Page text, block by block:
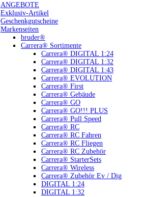
ANGEBOTE
Exklusiv-Artikel
Geschenkgutscheine
Markenseiten
bruder®
Carrera® Sortimente
Carrera® DIGITAL 1:24
Carrera® DIGITAL 1:32
Carrera® DIGITAL 1:43
Carrera® EVOLUTION
Carrera® First
Carrera® Gebäude
Carrera® GO
Carrera® GO!!! PLUS
Carrera® Pull Speed
Carrera® RC
Carrera® RC Fahren
Carrera® RC Fliegen
Carrera® RC Zubehör
Carrera® StarterSets
Carrera® Wireless
Carrera® Zubehör Ev / Dig
DIGITAL 1:24
DIGITAL 1:32